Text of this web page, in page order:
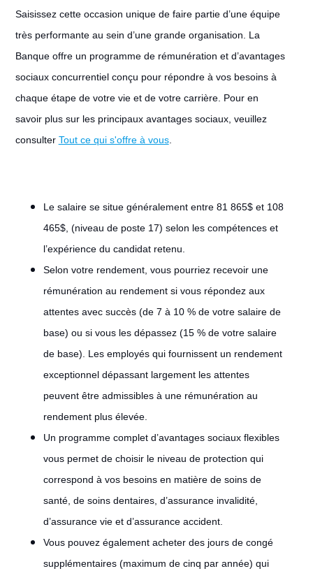
Saisissez cette occasion unique de faire partie d’une équipe
très performante au sein d’une grande organisation. La
Banque offre un programme de rémunération et d’avantages
sociaux concurrentiel conçu pour répondre à vos besoins à
chaque étape de votre vie et de votre carrière. Pour en
savoir plus sur les principaux avantages sociaux, veuillez
consulter Tout ce qui s'offre à vous.
Le salaire se situe généralement entre 81 865$ et 108
465$, (niveau de poste 17) selon les compétences et
l’expérience du candidat retenu.
Selon votre rendement, vous pourriez recevoir une
rémunération au rendement si vous répondez aux
attentes avec succès (de 7 à 10 % de votre salaire de
base) ou si vous les dépassez (15 % de votre salaire
de base). Les employés qui fournissent un rendement
exceptionnel dépassant largement les attentes
peuvent être admissibles à une rémunération au
rendement plus élevée.
Un programme complet d’avantages sociaux flexibles
vous permet de choisir le niveau de protection qui
correspond à vos besoins en matière de soins de
santé, de soins dentaires, d’assurance invalidité,
d’assurance vie et d’assurance accident.
Vous pouvez également acheter des jours de congé
supplémentaires (maximum de cinq par année) qui